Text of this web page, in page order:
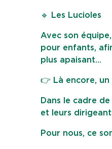
🔹 Les Lucioles
Avec son
pour enfants,
plus apaisant…
👉 Là encore, un
Dans le cadre
et leurs
Pour nous, ce